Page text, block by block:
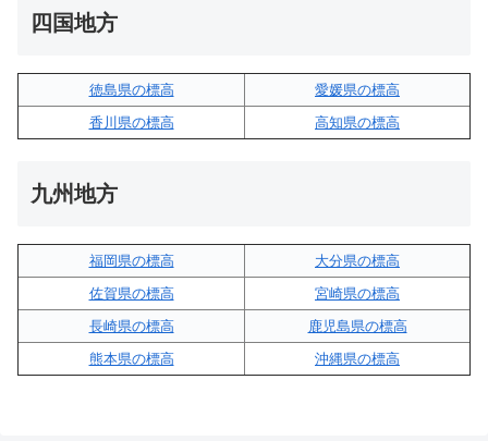
四国地方
徳島県の標高
愛媛県の標高
香川県の標高
高知県の標高
九州地方
福岡県の標高
大分県の標高
佐賀県の標高
宮崎県の標高
長崎県の標高
鹿児島県の標高
熊本県の標高
沖縄県の標高